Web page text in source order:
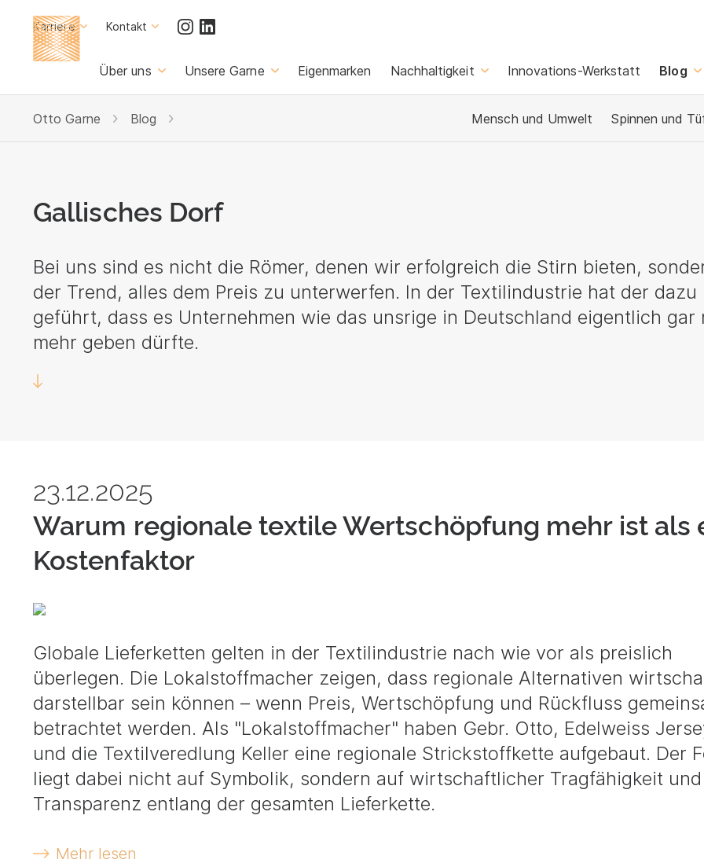
Über uns Unsere Garne Eigenmarken Nachhaltigkeit Innovations-Werkstatt Blog
Karriere Kontakt
Otto Garne Blog Mensch und Umwelt Spinnen und
Gallisches Dorf
Bei uns sind es nicht die Römer, denen wir erfolgreich die Stirn bieten,
der Trend, alles dem Preis zu unterwerfen. In der Textilindustrie hat der dazu
geführt, dass es Unternehmen wie das unsrige in Deutschland eigentlich gar
mehr geben dürfte.
23.12.2025
Warum regionale textile Wertschöpfung mehr ist als
Kostenfaktor
Globale Lieferketten gelten in der Textilindustrie nach wie vor als preislich
überlegen. Die Lokalstoffmacher zeigen, dass regionale Alternativen
darstellbar sein können – wenn Preis, Wertschöpfung und Rückfluss
betrachtet werden. Als "Lokalstoffmacher" haben Gebr. Otto, Edelweiss
und die Textilveredlung Keller eine regionale Strickstoffkette aufgebaut. Der
liegt dabei nicht auf Symbolik, sondern auf wirtschaftlicher Tragfähigkeit und
Transparenz entlang der gesamten Lieferkette.
Mehr lesen